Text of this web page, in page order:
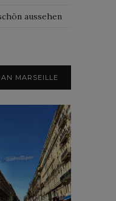
aussehen
MARSEILLE